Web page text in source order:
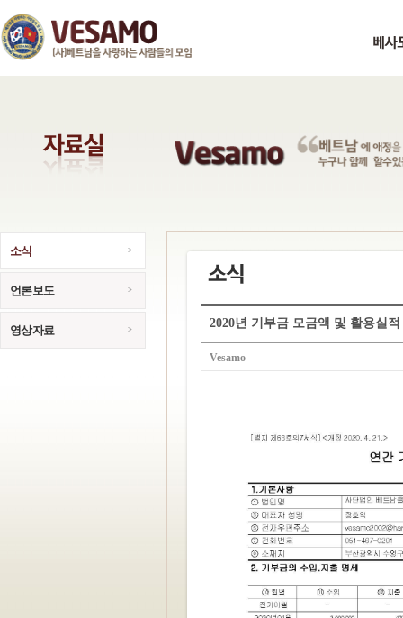
소식
언론보도
영상자료
2020년 기부금 모금액 및 활용실적
Vesamo